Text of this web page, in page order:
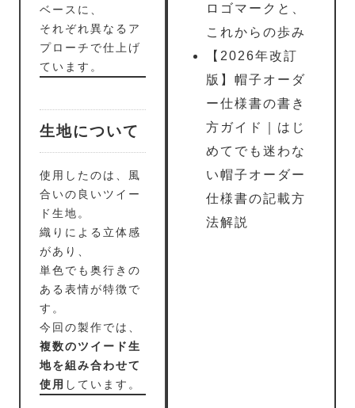
ベースに、
それぞれ異なるア
プローチで仕上げ
ています。
生地について
使用したのは、風
合いの良いツイー
ド生地。
織りによる立体感
があり、
単色でも奥行きの
ある表情が特徴で
す。
今回の製作では、
複数のツイード生
地を組み合わせて
使用 しています。
ロゴマークと、
これからの歩み
【2026年改訂
版】帽子オーダ
ー仕様書の書き
方ガイド｜はじ
めてでも迷わな
い帽子オーダー
仕様書の記載方
法解説